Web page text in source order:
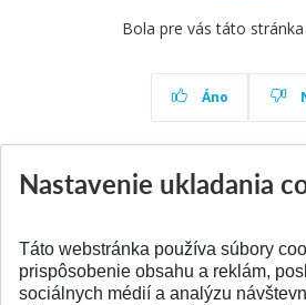
Bola pre vás táto
Áno
Nastavenie ukladania
Táto webstránka používa súbory
prispôsobenie obsahu a reklám,
sociálnych médií a analýzu